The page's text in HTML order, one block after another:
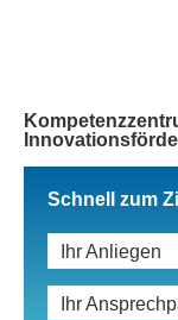
Schnell zum
Ihr Anliegen
Ihr